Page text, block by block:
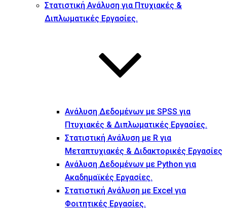
Στατιστική Ανάλυση για Πτυχιακές &
Διπλωματικές Εργασίες.
Ανάλυση Δεδομένων με SPSS για
Πτυχιακές & Διπλωματικές Εργασίες.
Στατιστική Ανάλυση με R για
Μεταπτυχιακές & Διδακτορικές Εργασίες
Ανάλυση Δεδομένων με Python για
Ακαδημαϊκές Εργασίες.
Στατιστική Ανάλυση με Excel για
Φοιτητικές Εργασίες.